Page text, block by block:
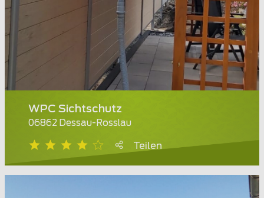
WPC Sichtschutz
06862 Dessau-Rosslau
Teilen